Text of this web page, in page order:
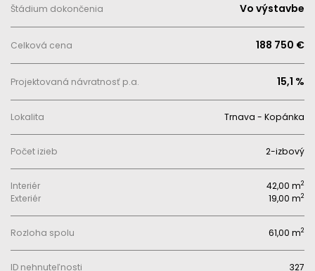
Štádium dokončenia Vo výstavbe
Celková cena 188 750 €
Projektovaná návratnosť p.a. 15,1 %
Lokalita Trnava - Kopánka
Počet izieb 2-izbový
Interiér 42,00 m2
Exteriér 19,00 m2
Rozloha spolu 61,00 m2
ID nehnuteľnosti 327